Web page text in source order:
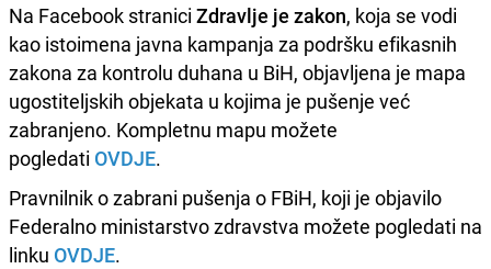
Na Facebook stranici Zdravlje je zakon, koja se vodi
kao istoimena javna kampanja za podršku efikasnih
zakona za kontrolu duhana u BiH, objavljena je mapa
ugostiteljskih objekata u kojima je pušenje već
zabranjeno. Kompletnu mapu možete
pogledati OVDJE.
Pravnilnik o zabrani pušenja o FBiH, koji je objavilo
Federalno ministarstvo zdravstva možete pogledati na
linku OVDJE.